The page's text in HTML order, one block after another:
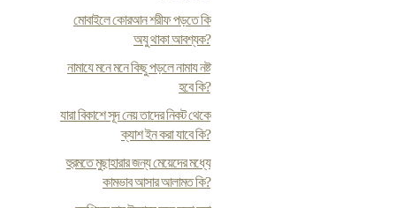
মোবাইলে কোরআন শরীফ পড়তে কি
অযু থাকা আবশ্যক?
নামাযে মনে মনে কিছু পড়লে নামায নষ্ট
হবে কি?
যারা বিকাশে সূদ নেয় তাদের নিকট থেকে
ক্যাশ ইন করা যাবে কি?
হুরমতে মুছাহারার জন্য মেয়েদের মধ্যে
কামভাব আসার আলামত কি?